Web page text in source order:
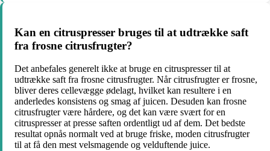
Kan en citruspresser bruges til at udtrække saft
fra frosne citrusfrugter?
Det anbefales generelt ikke at bruge en citruspresser til at
udtrække saft fra frosne citrusfrugter. Når citrusfrugter er frosne,
bliver deres cellevægge ødelagt, hvilket kan resultere i en
anderledes konsistens og smag af juicen. Desuden kan frosne
citrusfrugter være hårdere, og det kan være svært for en
citruspresser at presse saften ordentligt ud af dem. Det bedste
resultat opnås normalt ved at bruge friske, moden citrusfrugter
til at få den mest velsmagende og velduftende juice.